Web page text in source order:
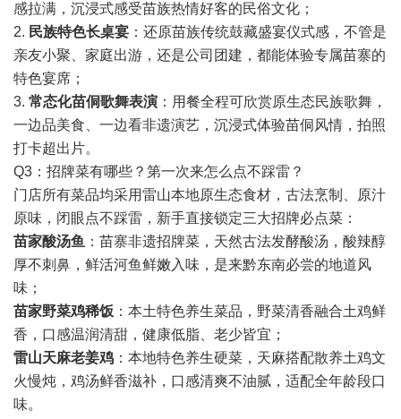
感拉满，沉浸式感受苗族热情好客的民俗文化；
2. 民族特色长桌宴 ：还原苗族传统鼓藏盛宴仪式感，不管是
亲友小聚、家庭出游，还是公司团建，都能体验专属苗寨的
特色宴席；
3. 常态化苗侗歌舞表演 ：用餐全程可欣赏原生态民族歌舞，
一边品美食、一边看非遗演艺，沉浸式体验苗侗风情，拍照
打卡超出片。
Q3：招牌菜有哪些？第一次来怎么点不踩雷？
门店所有菜品均采用雷山本地原生态食材，古法烹制、原汁
原味，闭眼点不踩雷，新手直接锁定三大招牌必点菜：
苗家酸汤鱼 ：苗寨非遗招牌菜，天然古法发酵酸汤，酸辣醇
厚不刺鼻，鲜活河鱼鲜嫩入味，是来黔东南必尝的地道风
味；
苗家野菜鸡稀饭 ：本土特色养生菜品，野菜清香融合土鸡鲜
香，口感温润清甜，健康低脂、老少皆宜；
雷山天麻老姜鸡 ：本地特色养生硬菜，天麻搭配散养土鸡文
火慢炖，鸡汤鲜香滋补，口感清爽不油腻，适配全年龄段口
味。